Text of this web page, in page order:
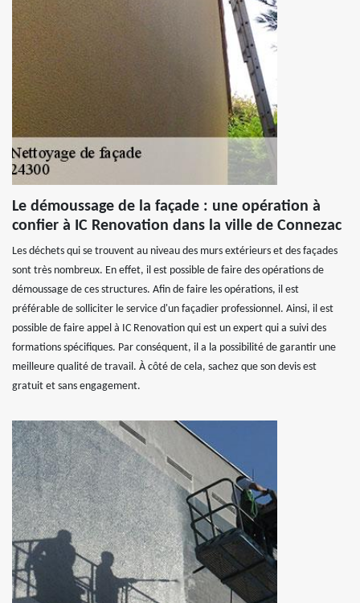
Le démoussage de la façade : une opération à
confier à IC Renovation dans la ville de Connezac
Les déchets qui se trouvent au niveau des murs extérieurs et des façades
sont très nombreux. En effet, il est possible de faire des opérations de
démoussage de ces structures. Afin de faire les opérations, il est
préférable de solliciter le service d'un façadier professionnel. Ainsi, il est
possible de faire appel à IC Renovation qui est un expert qui a suivi des
formations spécifiques. Par conséquent, il a la possibilité de garantir une
meilleure qualité de travail. À côté de cela, sachez que son devis est
gratuit et sans engagement.